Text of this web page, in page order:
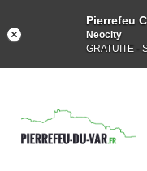
Pierrefeu
Neocity
GRATUITE -